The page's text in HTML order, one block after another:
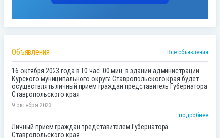
Объявления Все объявления
16 октября 2023 года в 10 час. 00 мин. в здании администрации
Курского муниципального округа Ставропольского края будет
осуществлять личный прием граждан представитель Губернатора
Ставропольского края
9 октября 2023
подробнее
Личный прием граждан представителем Губернатора
Ставропольского края